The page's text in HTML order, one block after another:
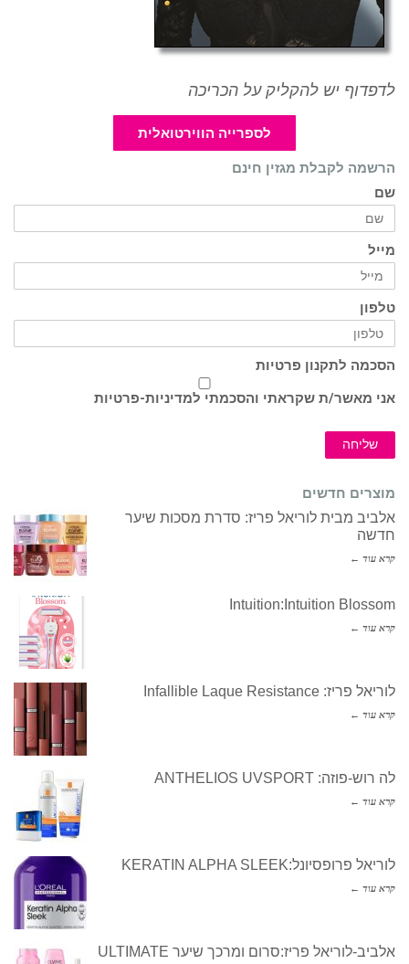
לדפדוף יש להקליק על הכריכה
לספרייה הווירטואלית
הרשמה לקבלת מגזין חינם
שם
מייל
טלפון
הסכמה לתקנון פרטיות
אני מאשר/ת שקראתי והסכמתי למדיניות-פרטיות
שליחה
מוצרים חדשים
אלביב מבית לוריאל פריז: סדרת מסכות שיער
חדשה
קרא עוד ←
Intuition:Intuition Blossom
קרא עוד ←
לוריאל פריז: Infallible Laque Resistance
קרא עוד ←
לה רוש-פוזה: ANTHELIOS UVSPORT
קרא עוד ←
לוריאל פרופסיונל:KERATIN ALPHA SLEEK
קרא עוד ←
אלביב-לוריאל פריז:סרום ומרכך שיער ULTIMATE